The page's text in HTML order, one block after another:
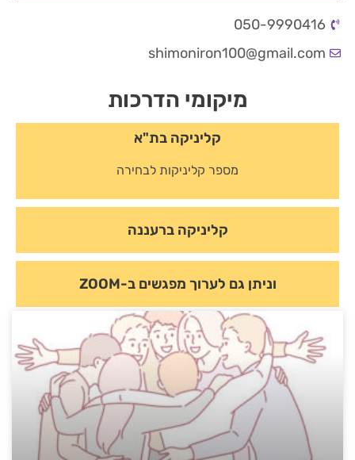
050-9990416
shimoniron100@gmail.com
מיקומי הדרכות
קליניקה בת"א
מספר קליניקות לבחירה
קליניקה ברעננה
וניתן גם לערוך מפגשים ב-ZOOM